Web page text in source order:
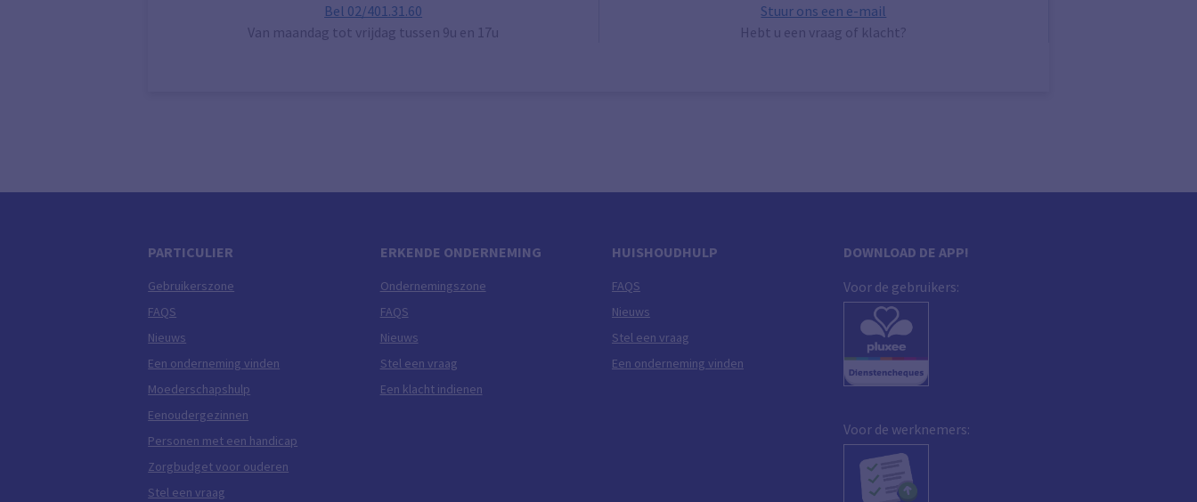
Bel 02/401.31.60
Van maandag tot vrijdag tussen 9u en 17u
Stuur ons een e-mail
Hebt u een vraag of klacht?
PARTICULIER
Gebruikerszone
FAQS
Nieuws
Een onderneming vinden
Moederschapshulp
Eenoudergezinnen
Personen met een handicap
Zorgbudget voor ouderen
Stel een vraag
ERKENDE ONDERNEMING
Ondernemingszone
FAQS
Nieuws
Stel een vraag
Een klacht indienen
HUISHOUDHULP
FAQS
Nieuws
Stel een vraag
Een onderneming vinden
DOWNLOAD DE APP!
Voor de gebruikers:
Voor de werknemers: